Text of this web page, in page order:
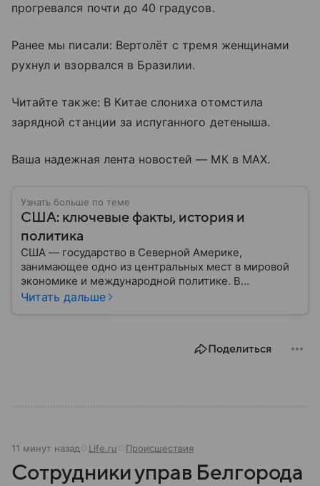
прогревался почти до 40 градусов.
Ранее мы писали: Вертолёт с тремя женщинами
рухнул и взорвался в Бразилии.
Читайте также: В Китае слониха отомстила
зарядной станции за испуганного детеныша.
Ваша надежная лента новостей — МК в MAX.
Узнать больше по теме
США: ключевые факты, история и
политика
США — государство в Северной Америке,
занимающее одно из центральных мест в мировой
экономике и международной политике. В
материале — основные сведения об этой стране.
Читать дальше
Поделиться
11 минут назад Life.ru Происшествия
Сотрудники управ Белгорода